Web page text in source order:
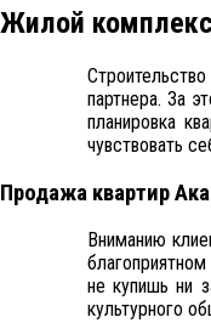
Жилой
партнера. За
планировка
чувствовать
Продажа квартир
Вниманию
не купишь ни
культурного